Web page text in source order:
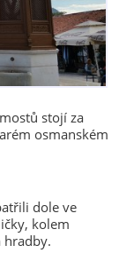
stojí za
osmanském
dole ve
kolem
hradby.